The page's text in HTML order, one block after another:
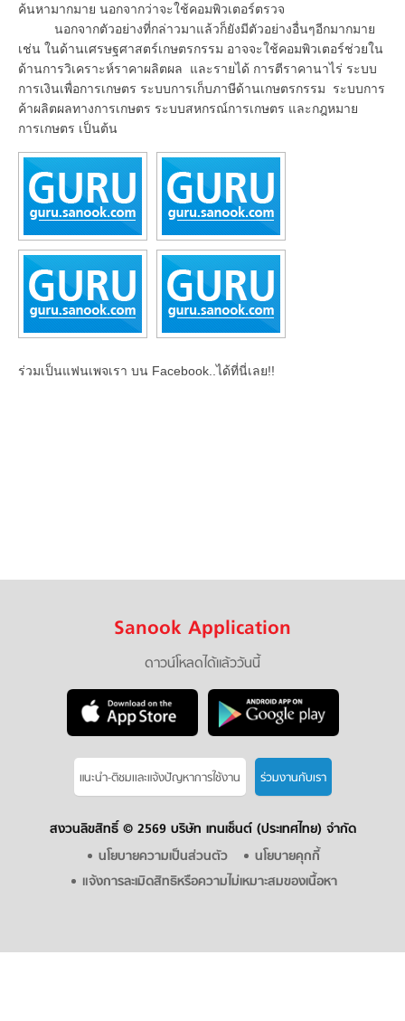
ค้นหามากมาย นอกจากว่าจะใช้คอมพิวเตอร์ตรวจ
นอกจากตัวอย่างที่กล่าวมาแล้วก็ยังมีตัวอย่างอื่นๆอีกมากมาย
เช่น ในด้านเศรษฐศาสตร์เกษตรกรรม อาจจะใช้คอมพิวเตอร์ช่วยใน
ด้านการวิเคราะห์ราคาผลิตผล และรายได้ การตีราคานาไร่ ระบบ
การเงินเพื่อการเกษตร ระบบการเก็บภาษีด้านเกษตรกรรม ระบบการ
ค้าผลิตผลทางการเกษตร ระบบสหกรณ์การเกษตร และกฎหมาย
การเกษตร เป็นต้น
ร่วมเป็นแฟนเพจเรา บน Facebook..ได้ที่นี่เลย!!
Sanook Application
ดาวน์โหลดได้แล้ววันนี้
แนะนำ-ติชมเเละแจ้งปัญหาการใช้งาน ร่วมงานกับเรา
สงวนลิขสิทธิ์ © 2569 บริษัท เทนเซ็นต์ (ประเทศไทย) จำกัด
นโยบายความเป็นส่วนตัว
นโยบายคุกกี้
แจ้งการละเมิดสิทธิหรือความไม่เหมาะสมของเนื้อหา